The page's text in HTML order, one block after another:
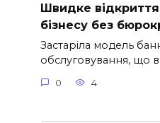
Швидке
бізнесу без
Застаріла модель
обслуговування, що
0 4